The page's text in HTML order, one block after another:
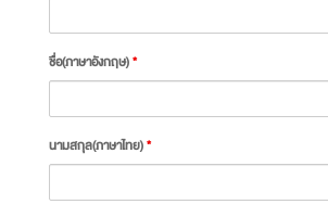
ชื่อ(ภาษาอังกฤษ)*
นามสกุล(ภาษาไทย)*